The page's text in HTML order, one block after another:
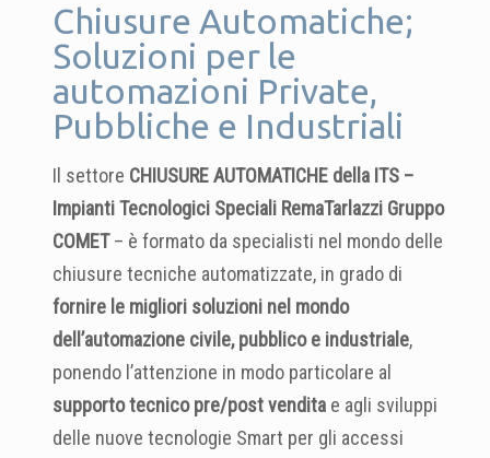
Chiusure Automatiche;
Soluzioni per le
automazioni Private,
Pubbliche e Industriali
Il settore CHIUSURE AUTOMATICHE della ITS –
Impianti Tecnologici Speciali RemaTarlazzi Gruppo
COMET– è formato da specialisti nel mondo delle
chiusure tecniche automatizzate, in grado di
fornire le migliori soluzioni nel mondo
dell’automazione civile, pubblico e industriale,
ponendo l’attenzione in modo particolare al
supporto tecnico pre/post vendita e agli sviluppi
delle nuove tecnologie Smart per gli accessi